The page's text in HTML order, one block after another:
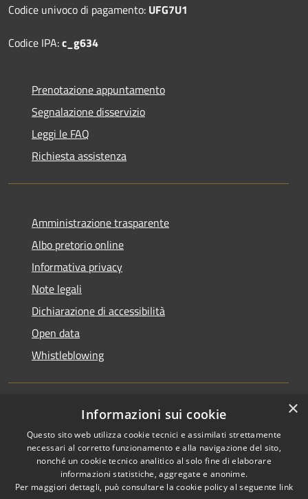
Codice univoco di pagamento: UFG7U1
Codice IPA:c_g634
Prenotazione appuntamento
Segnalazione disservizio
Leggi le FAQ
Richiesta assistenza
Amministrazione trasparente
Albo pretorio online
Informativa privacy
Note legali
Dichiarazione di accessibilità
Open data
Whistleblowing
Accessibilità
Privacy
Mappa del sito
Pieve Emanuele • Powered by
Municipium•Accesso
redazione
×
Informazioni sui cookie
Questo sito web utilizza cookie tecnici e assimilati strettamente
necessari al corretto funzionamento e alla navigazione del sito,
nonché un cookie tecnico analitico al solo fine di elaborare
informazioni statistiche, aggregate e anonime.
Per maggiori dettagli, può consultare la cookie policy al seguente link